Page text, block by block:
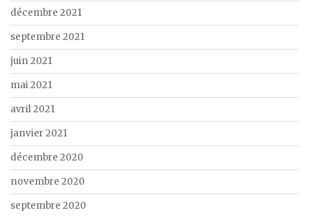
décembre 2021
septembre 2021
juin 2021
mai 2021
avril 2021
janvier 2021
décembre 2020
novembre 2020
septembre 2020